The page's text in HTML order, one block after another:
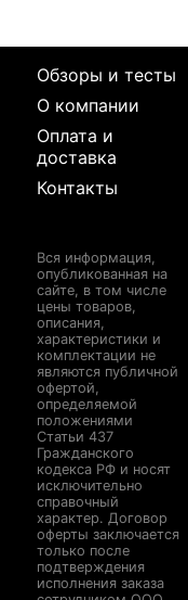
Обзоры и тесты
О компании
Оплата и
доставка
Контакты
Вся информация,
опубликованная на
сайте, в том числе
цены товаров,
описания,
характеристики и
комплектации не
являются публичной
офертой,
определяемой
положениями
Статьи 437
Гражданского
кодекса РФ и носят
исключительно
справочный
характер. Договор
оферты заключается
только после
подтверждения
исполнения заказа